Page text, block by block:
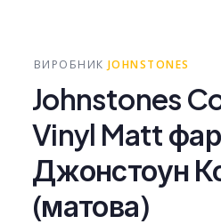
ВИРОБНИКJOHNSTONES
Johnstones
Vinyl Matt
Джонстоун
(матова)